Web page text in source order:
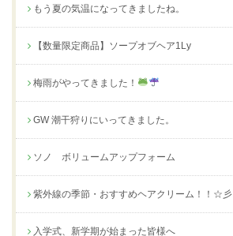
もう夏の気温になってきましたね。
【数量限定商品】ソープオブヘア1Ly
梅雨がやってきました！
GW 潮干狩りにいってきました。
ソノ ボリュームアップフォーム
紫外線の季節・おすすめヘアクリーム！！☆彡
入学式、新学期が始まった皆様へ